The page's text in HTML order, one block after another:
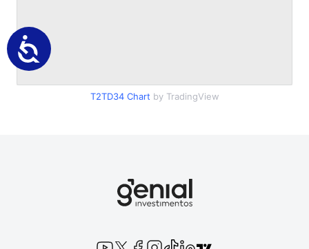
T2TD34Chart by TradingView